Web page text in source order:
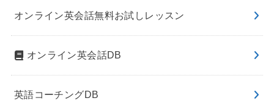
オンライン英会話無料お試しレッスン
オンライン英会話DB
英語コーチングDB